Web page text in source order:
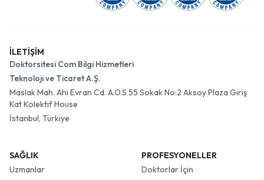
İLETİŞİM
Doktorsitesi Com Bilgi Hizmetleri
Teknoloji ve Ticaret A.Ş.
Maslak Mah. Ahi Evran Cd. A.O.S 55 Sokak No:2 Aksoy Plaza Giriş
Kat Kolektif House
İstanbul, Türkiye
SAĞLIK
Uzmanlar
PROFESYONELLER
Doktorlar İçin